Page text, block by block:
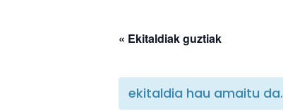
« Ekitaldiak guztiak
ekitaldia hau amaitu da.